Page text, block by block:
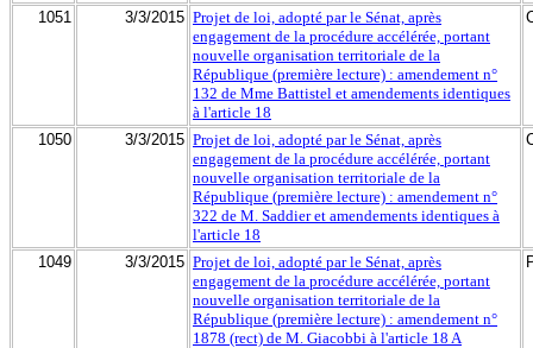
1051 3/3/2015 Projet de loi, adopté par le Sénat, après
engagement de la procédure accélérée, portant
nouvelle organisation territoriale de la
République (première lecture) : amendement n°
132 de Mme Battistel et amendements identiques
à l'article 18
1050 3/3/2015 Projet de loi, adopté par le Sénat, après
engagement de la procédure accélérée, portant
nouvelle organisation territoriale de la
République (première lecture) : amendement n°
322 de M. Saddier et amendements identiques à
l'article 18
1049 3/3/2015 Projet de loi, adopté par le Sénat, après
engagement de la procédure accélérée, portant
nouvelle organisation territoriale de la
République (première lecture) : amendement n°
1878 (rect) de M. Giacobbi à l'article 18 A